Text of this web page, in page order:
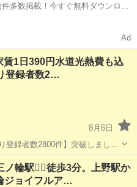
多数掲載！今すぐ無料ダウンロー
Ad
賃1日390円水道光熱費も込
登録者数2…
8月6日
登録者数2800件】突破しまし
評を記念して超ビックイベント
アハウス エリア
ノ輪駅🚶‍♀️徒歩3分。上野駅か
ジョイフルア…